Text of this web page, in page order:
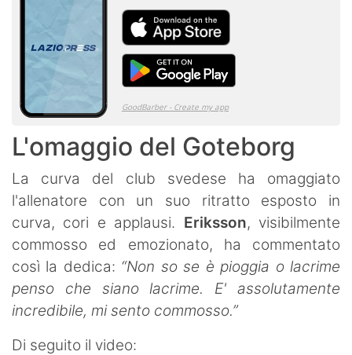
L'omaggio del Goteborg
La curva del club svedese ha omaggiato
l'allenatore con un suo ritratto esposto in
curva, cori e applausi. Eriksson, visibilmente
commosso ed emozionato, ha commentato
così la dedica: “Non so se è pioggia o lacrime
penso che siano lacrime. E' assolutamente
incredibile, mi sento commosso.”
Di seguito il video: